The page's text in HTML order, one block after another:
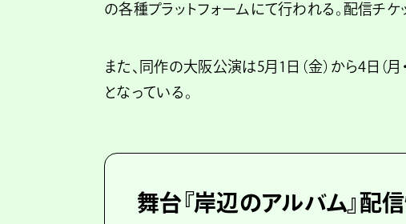
の各種プラットフォームにて行われる。配信チケ
また、同作の大阪公演は5月1日（金）から4日（
となっている。
舞台『岸辺のアルバム』配